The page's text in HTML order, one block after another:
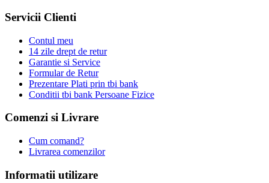
Servicii Clienti
Contul meu
14 zile drept de retur
Garantie si Service
Formular de Retur
Prezentare Plati prin tbi bank
Conditii tbi bank Persoane Fizice
Comenzi si Livrare
Cum comand?
Livrarea comenzilor
Informatii utilizare